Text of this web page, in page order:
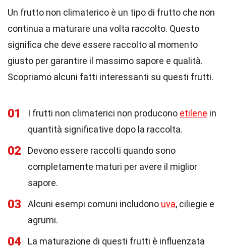
Un frutto non climaterico è un tipo di frutto che non
continua a maturare una volta raccolto. Questo
significa che deve essere raccolto al momento
giusto per garantire il massimo sapore e qualità.
Scopriamo alcuni fatti interessanti su questi frutti.
01 I frutti non climaterici non producono etilene in
quantità significative dopo la raccolta.
02
Devono essere raccolti quando sono
completamente maturi per avere il miglior
sapore.
03 Alcuni esempi comuni includono uva, ciliegie e
agrumi.
04
La maturazione di questi frutti è influenzata